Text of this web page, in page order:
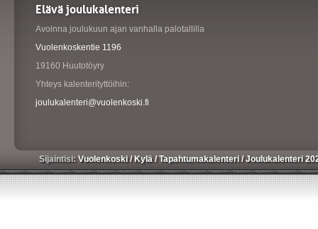
Elävä joulukalenteri
Avoinna joulukuun ajan vanhalla palotallilla
Vuolenkoskentie 1196
19160 Huutotöyry
Yhteys kalenterityttöihin:
joulukalenteri@vuolenkoski.fi
Sijaintisi:Vuolenkoski/ Kylä/Tapahtumakalenteri/Joulukalenteri